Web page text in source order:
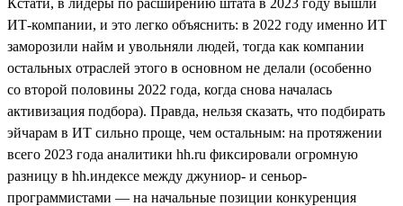
ИТ-компании, и это легко объяснить: в 2022 году именно ИТ
заморозили найм и увольняли людей, тогда как компании
остальных отраслей этого в основном не делали (особенно
со второй половины 2022 года, когда снова началась
активизация подбора). Правда, нельзя сказать, что подбирать
эйчарам в ИТ сильно проще, чем остальным: на протяжении
всего 2023 года аналитики hh.ru фиксировали огромную
разницу в hh.индексе между джуниор- и сеньор-
программистами — на начальные позиции конкуренция